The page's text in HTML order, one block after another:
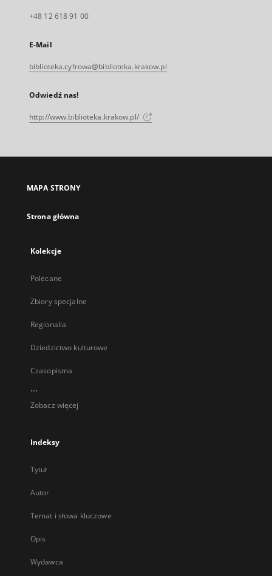
+48 12 618 91 00
E-Mail
biblioteka.cyfrowa@biblioteka.krakow.pl
Odwiedź nas!
http://www.biblioteka.krakow.pl/
MAPA STRONY
Strona główna
Kolekcje
Polecane
Zbiory specjalne
Regionalia
Dziedzictwo kulturowe
Czasopisma
...
Zobacz więcej
Indeksy
Tytuł
Autor
Temat i słowa kluczowe
Opis
Wydawca